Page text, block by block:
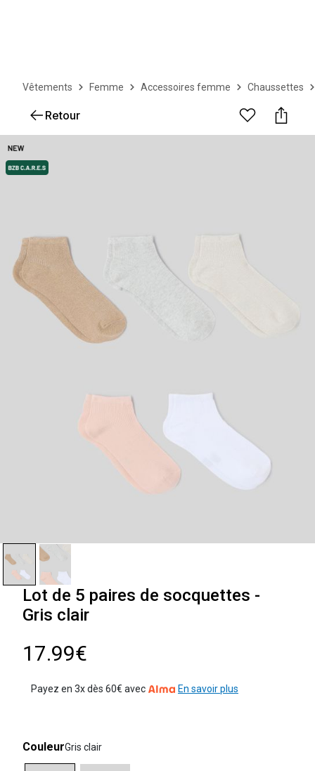
Vêtements Femme Accessoires femme Chaussettes
Retour
Lot de 5 paires de socquettes -
Gris clair
17.99€
Payez en 3x dès 60€ avec En savoir plus
CouleurGris clair